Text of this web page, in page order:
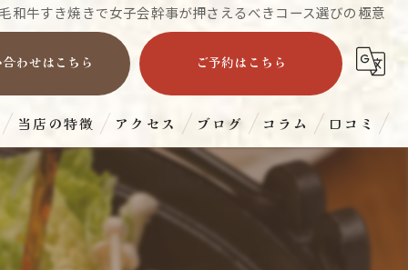
和牛すき焼きで女子会幹事が押さえるべきコース選びの極意
わせはこちら ご予約はこちら
当店の特徴
すき焼き
アクセス ブログ コラム 口コミ